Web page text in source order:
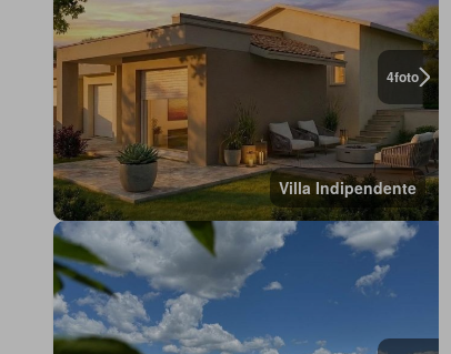
4foto
Villa Indipendente